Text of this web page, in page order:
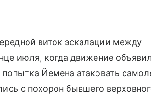
виток эскалации между
июля, когда движение
Йемена атаковать
с похорон бывшего